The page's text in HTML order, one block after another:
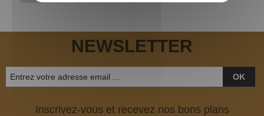
NEWSLETTER
OK
Inscrivez-vous et recevez nos bons plans